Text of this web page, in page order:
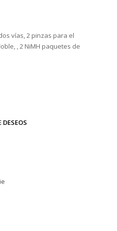
vías,2 pinzas para el
,2 NiMH paquetes de